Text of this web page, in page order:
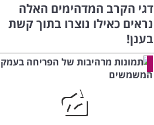
דגי הקרב המדהימים האלה
נראים כאילו נוצרו בתוך קשת
בענן!